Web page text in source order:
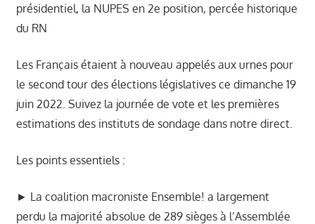
présidentiel, la NUPES en 2e position, percée historique
du RN
Les Français étaient à nouveau appelés aux urnes pour
le second tour des élections législatives ce dimanche 19
juin 2022. Suivez la journée de vote et les premières
estimations des instituts de sondage dans notre direct.
Les points essentiels :
► La coalition macroniste Ensemble! a largement
perdu la majorité absolue de 289 sièges à l’Assemblée